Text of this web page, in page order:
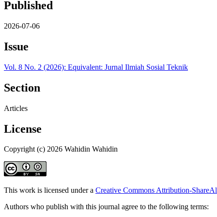
Published
2026-07-06
Issue
Vol. 8 No. 2 (2026): Equivalent: Jurnal Ilmiah Sosial Teknik
Section
Articles
License
Copyright (c) 2026 Wahidin Wahidin
This work is licensed under a Creative Commons Attribution-
Authors who publish with this journal agree to the following terms: